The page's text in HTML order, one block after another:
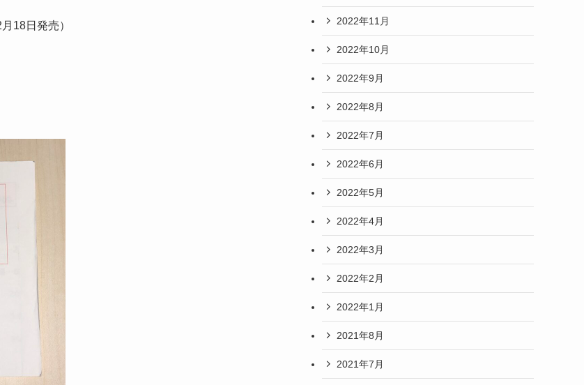
18日発売）
2022年11月
2022年10月
2022年9月
2022年8月
2022年7月
2022年6月
2022年5月
2022年4月
2022年3月
2022年2月
2022年1月
2021年8月
2021年7月